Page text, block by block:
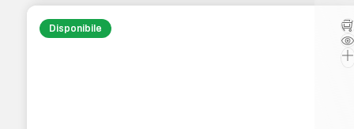
Disponibile